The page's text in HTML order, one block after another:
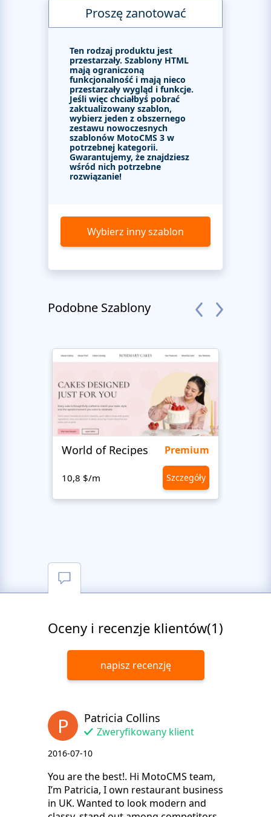
Proszę zanotować
Ten rodzaj produktu jest
przestarzały. Szablony HTML
mają ograniczoną
funkcjonalność i mają nieco
przestarzały wygląd i funkcje.
Jeśli więc chciałbyś pobrać
zaktualizowany szablon,
wybierz jeden z obszernego
zestawu nowoczesnych
szablonów MotoCMS 3 w
potrzebnej kategorii.
Gwarantujemy, że znajdziesz
wśród nich potrzebne
rozwiązanie!
Wybierz inny szablon
Podobne Szablony
World of Recipes Premium
10,8 $/m Szczegóły
Oceny i recenzje klientów(1)
napisz recenzję
P Patricia Collins
Zweryfikowany klient
2016-07-10
You are the best!. Hi MotoCMS team,
I’m Patricia, I own restaurant business
in UK. Wanted to look modern and